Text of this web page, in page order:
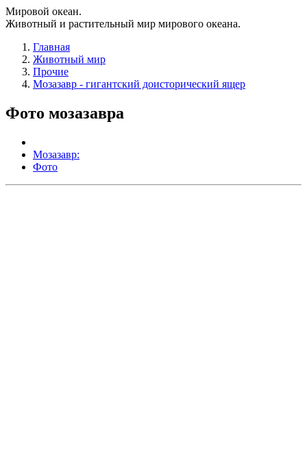
Мировой океан.
Животный и растительный мир мирового океана.
Главная
Животный мир
Прочие
Мозазавр - гигантский доисторический ящер
Фото мозазавра
Мозазавр:
Фото